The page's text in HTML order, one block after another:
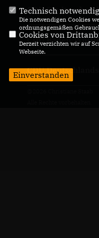
CDU
CDU Baden-
CDU Deutschlands
Technisch
Die notwendigen Cookies
ordnungsgemäßen
Cookies von
Derzeit verzichten wir auf
Webseite.
Einverstanden